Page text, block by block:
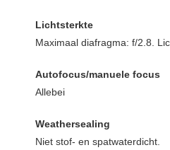
Lichtsterkte
Maximaal diafragma: f/2.8.
Autofocus/manuele focus
Allebei
Weathersealing
Niet stof- en spatwaterdicht.